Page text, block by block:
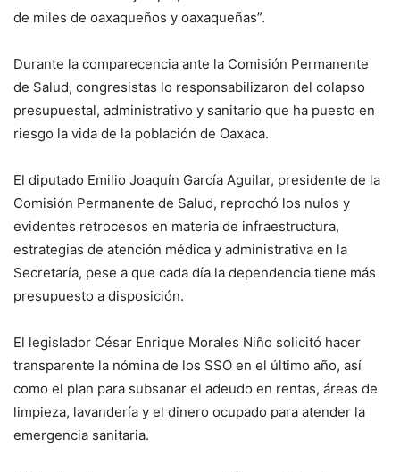
de miles de oaxaqueños y oaxaqueñas”.
Durante la comparecencia ante la Comisión Permanente
de Salud, congresistas lo responsabilizaron del colapso
presupuestal, administrativo y sanitario que ha puesto en
riesgo la vida de la población de Oaxaca.
El diputado Emilio Joaquín García Aguilar, presidente de la
Comisión Permanente de Salud, reprochó los nulos y
evidentes retrocesos en materia de infraestructura,
estrategias de atención médica y administrativa en la
Secretaría, pese a que cada día la dependencia tiene más
presupuesto a disposición.
El legislador César Enrique Morales Niño solicitó hacer
transparente la nómina de los SSO en el último año, así
como el plan para subsanar el adeudo en rentas, áreas de
limpieza, lavandería y el dinero ocupado para atender la
emergencia sanitaria.